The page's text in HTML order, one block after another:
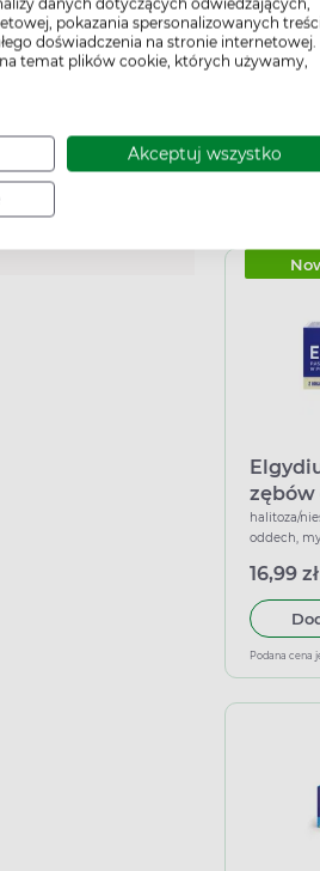
danych dotyczących odwiedzających,
pokazania spersonalizowanych
doświadczenia na stronie internetowej.
temat plików cookie, których używamy,
Akceptuj wszystko
do
halitoza/
oddech,
Podana cena
zębów
halitoza/
oddech,
16,99 zł
Podana cena